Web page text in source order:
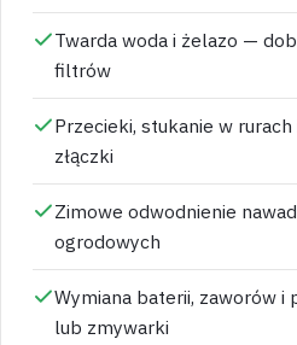
Twarda woda i żelazo —
filtrów
Przecieki, stukanie w
złączki
Zimowe odwodnienie
ogrodowych
Wymiana baterii, zaworów i
lub zmywarki